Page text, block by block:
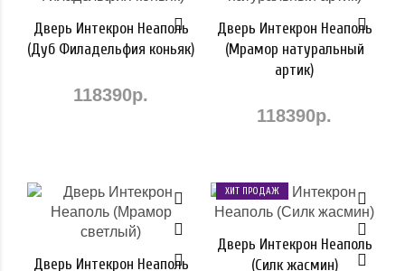
Дверь Интекрон Неаполь
(Дуб Филадельфия коньяк)
118390р.
Дверь Интекрон Неаполь
(Мрамор натуральный
артик)
118390р.
Дверь Интекрон Неаполь
ХИТ ПРОДАЖ
Дверь Интекрон Неаполь
(Силк жасмин)